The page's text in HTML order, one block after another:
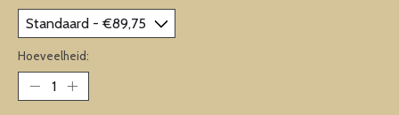
Hoeveelheid: